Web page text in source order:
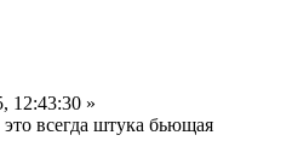
12:43:30 »
всегда штука бьющая